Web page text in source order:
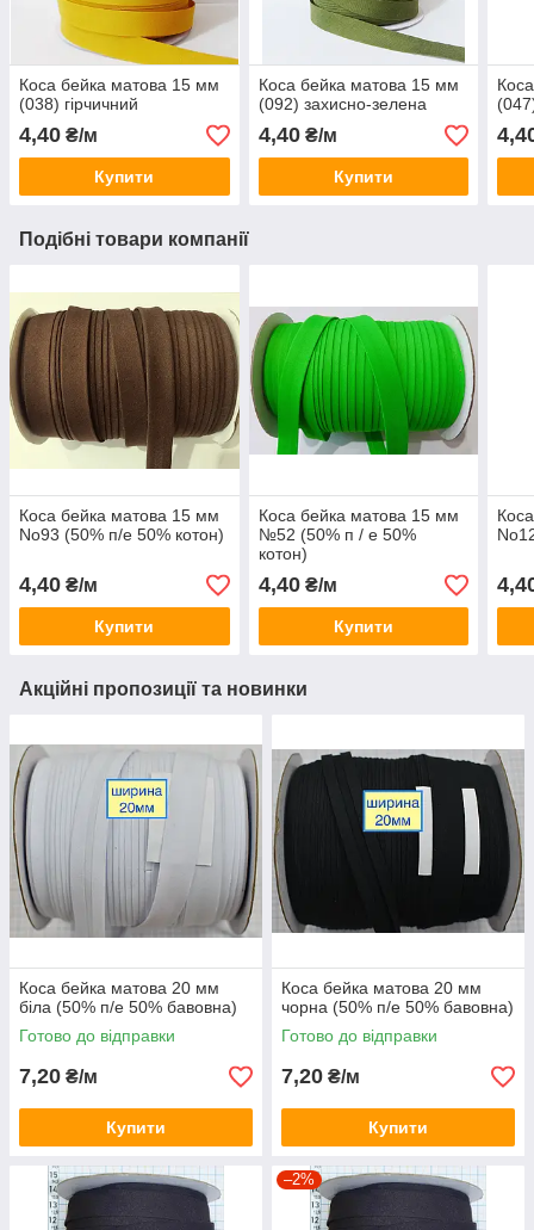
Коса бейка матова 15 мм
(038) гірчичний
4,40 ₴/м
Купити
Коса бейка матова 15 мм
(092) захисно-зелена
4,40₴/м
Купити
Подібні товари компанії
Коса бейка матова 15 мм
No93 (50% п/е 50% котон)
4,40 ₴/м
Купити
Коса бейка матова 15 мм
№52 (50% п / е 50%
котон)
4,40₴/м
Купити
Акційні пропозиції та новинки
Коса бейка матова 20 мм
біла (50% п/е 50% бавовна)
Готово до відправки
7,20 ₴/м
Купити
Коса бейка матова 20 мм
чорна (50% п/е 50% бавовна)
Готово до відправки
7,20 ₴/м
Купити
–2%